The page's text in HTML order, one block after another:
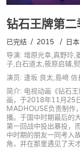
钻石王牌第二
已完结 / 2015 / 日本
导演: 增原光幸,真野玲,
子,白石道太,筱原启辅,
演员: 逢坂 良太,島﨑 信
简介: 电视动画《钻石
画，于2018年11月25
MADHOUSE负责制作
播。于国中时期最后的
第一回战中投出暴投，
中时期的朋友一同考入
角，并在那里遇见了天